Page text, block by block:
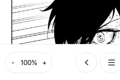
- +